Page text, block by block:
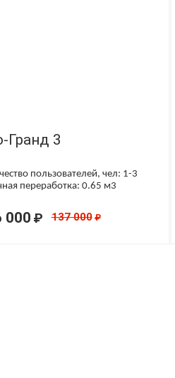
Гранд 3
пользователей, чел: 1-3
переработка: 0.65 м3
000 ₽ 137 000 ₽